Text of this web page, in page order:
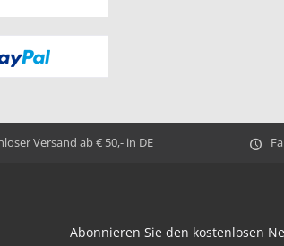
Versand ab € 50,- in DE
Abonnieren Sie den kostenlosen